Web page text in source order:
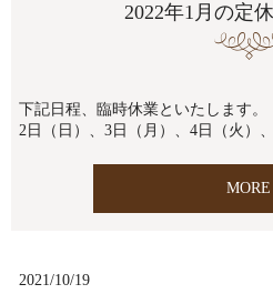
2022年1月の定
下記日程、臨時休業といたします。
2日（日）、3日（月）、4日（火）
MORE
2021/10/19